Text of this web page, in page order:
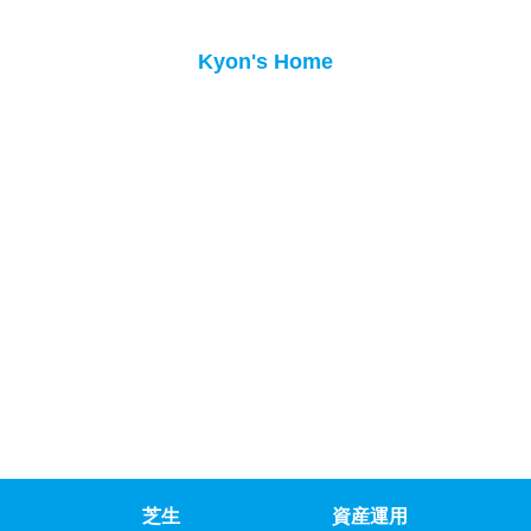
Kyon's Home
芝生 資産運用